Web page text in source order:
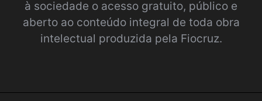
à sociedade o acesso gratuito, público e
aberto ao conteúdo integral de toda obra
intelectual produzida pela Fiocruz.